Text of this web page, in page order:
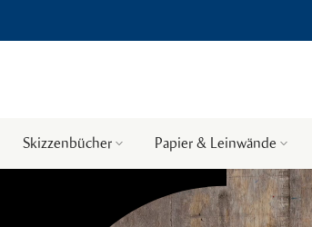
Skizzenbücher Papier & Leinwände